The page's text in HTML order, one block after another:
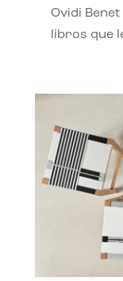
Ovidi
libros que